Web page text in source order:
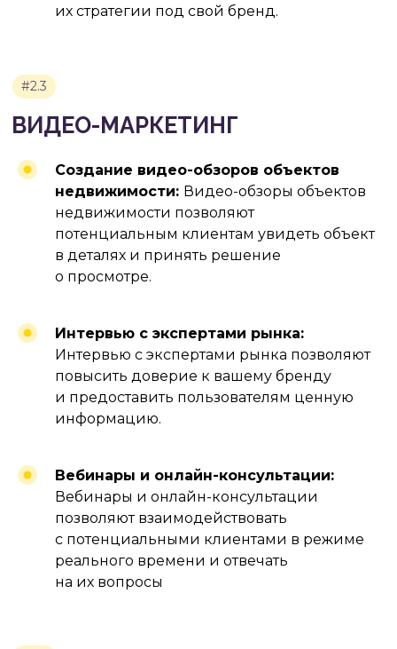
их стратегии под свой бренд.
Создание видео-обзоров объектов
недвижимости: Видео-обзоры объектов
недвижимости позволяют
потенциальным клиентам увидеть объект
в деталях и принять решение
о просмотре.
Интервью с экспертами рынка:
Интервью с экспертами рынка позволяют
повысить доверие к вашему бренду
и предоставить пользователям ценную
информацию.
Вебинары и онлайн-консультации:
Вебинары и онлайн-консультации
позволяют взаимодействовать
с потенциальными клиентами в режиме
реального времени и отвечать
на их вопросы
ПРОДВИЖЕНИЯ
НЕДВИЖИМОСТИ
ВЫБОР ПЛАТФОРМЫ
СЕТЕЙ